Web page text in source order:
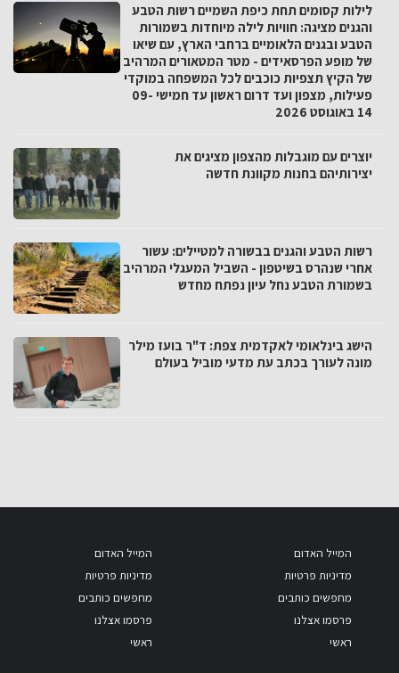
לילות קסומים תחת כיפת השמיים רשות הטבע
והגנים מציגה: חוויות לילה מיוחדות בשמורות
הטבע ובגנים הלאומיים ברחבי הארץ, עם שיאו
של מופע הפרסאידים - מטר המטאורים המרהיב
של הקיץ תצפיות כוכבים לכל המשפחה במוקדי
פעילות, מצפון ועד דרום ראשון עד חמישי 09-
14 באוגוסט 2026
יוצרים עם מוגבלות מהצפון מציגים את
יצירותיהם בחנות מקוונת חדשה
רשות הטבע והגנים בבשורה למטיילים: עשור
אחרי שנהרס בשיטפון - השביל המעגלי המרהיב
בשמורת הטבע נחל עיון נפתח מחדש
הישג בינלאומי לאקדמית צפת: ד"ר בועז מילר
מונה לעורך בכתב עת מדעי מוביל בעולם
המייל האדום
מדיניות פרטיות
מחפשים כותבים
פרסמו אצלנו
ראשי
המייל האדום
מדיניות פרטיות
מחפשים כותבים
פרסמו אצלנו
ראשי